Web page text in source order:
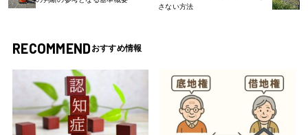
さない方法
RECOMMEND